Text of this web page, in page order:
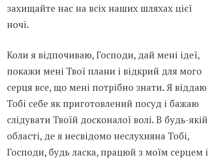
захищайте нас на всіх наших шляхах цієї
ночі.
Коли я відпочиваю, Господи, дай мені ідеї,
покажи мені Твої плани і відкрий для мого
серця все, що мені потрібно знати. Я віддаю
Тобі себе як приготовлений посуд і бажаю
слідувати Твоїй досконалої волі. В будь-якій
області, де я несвідомо неслухняна Тобі,
Господи, будь ласка, працюй з моїм серцем і